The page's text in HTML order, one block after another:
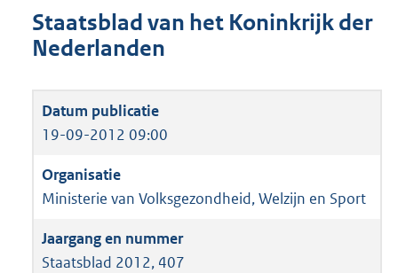
Staatsblad van het Koninkrijk der
Nederlanden
19-09-2012 09:00
Ministerie van Volksgezondheid, Welzijn en Sport
Staatsblad 2012, 407